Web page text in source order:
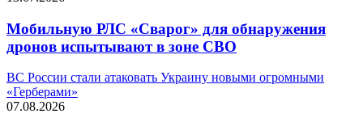
Мобильную РЛС «Сварог» для обнаружения
дронов испытывают в зоне СВО
ВС России стали атаковать Украину новыми огромными
«Герберами»
07.08.2026